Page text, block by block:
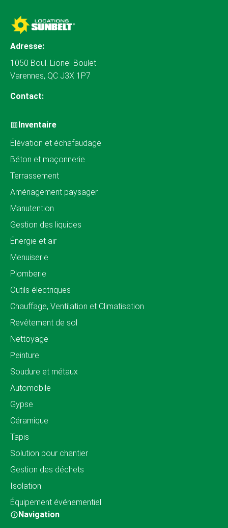
Adresse:
1050 Boul. Lionel-Boulet
Varennes, QC J3X 1P7
Contact:
Inventaire
Élévation et échafaudage
Béton et maçonnerie
Terrassement
Aménagement paysager
Manutention
Gestion des liquides
Énergie et air
Menuiserie
Plomberie
Outils électriques
Chauffage, Ventilation et Climatisation
Revêtement de sol
Nettoyage
Peinture
Soudure et métaux
Automobile
Gypse
Céramique
Tapis
Solution pour chantier
Gestion des déchets
Isolation
Équipement événementiel
Navigation